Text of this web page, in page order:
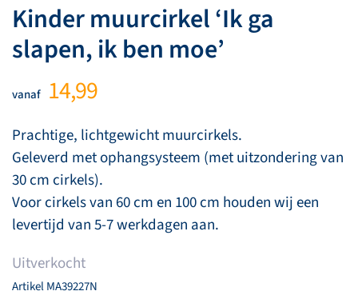
Kinder muurcirkel ‘Ik ga
slapen, ik ben moe’
vanaf 14,99
Prachtige, lichtgewicht muurcirkels.
Geleverd met ophangsysteem (met uitzondering van
30 cm cirkels).
Voor cirkels van 60 cm en 100 cm houden wij een
levertijd van 5-7 werkdagen aan.
Uitverkocht
ArtikelMA39227N